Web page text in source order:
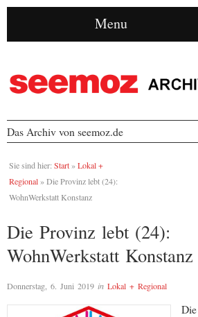
Menu
Das Archiv von seemoz.de
Sie sind hier: Start » Lokal +
Regional » Die Provinz lebt (24):
WohnWerkstatt Konstanz
Die Provinz lebt (24):
WohnWerkstatt Konstanz
Donnerstag, 6. Juni 2019 in Lokal + Regional
Die